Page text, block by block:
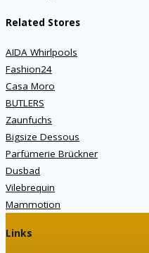
Related Stores
AIDA Whirlpools
Fashion24
Casa Moro
BUTLERS
Zaunfuchs
Bigsize Dessous
Parfümerie Brückner
Dusbad
Vilebrequin
Mammotion
Links